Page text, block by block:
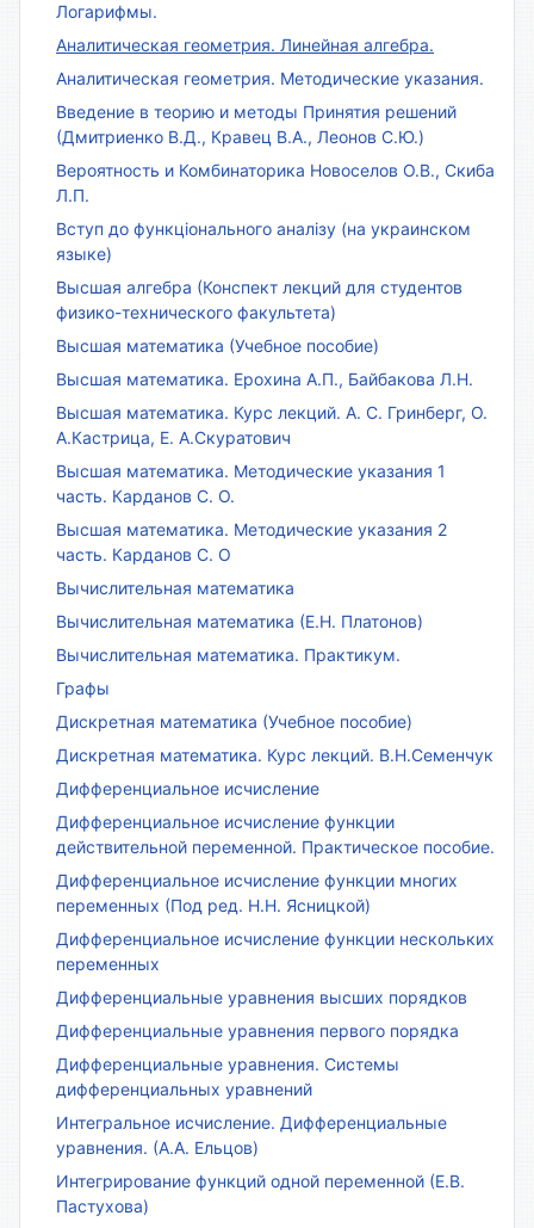
Логарифмы.
Аналитическая геометрия. Линейная алгебра.
Аналитическая геометрия. Методические указания.
Введение в теорию и методы Принятия решений
(Дмитриенко В.Д., Кравец В.А., Леонов С.Ю.)
Вероятность и Комбинаторика Новоселов О.В., Скиба
Л.П.
Вступ до функціонального аналізу (на украинском
языке)
Высшая алгебра (Конспект лекций для студентов
физико-технического факультета)
Высшая математика (Учебное пособие)
Высшая математика. Ерохина А.П., Байбакова Л.Н.
Высшая математика. Курс лекций. А. С. Гринберг, О.
А.Кастрица, Е. А.Скуратович
Высшая математика. Методические указания 1
часть. Карданов С. О.
Высшая математика. Методические указания 2
часть. Карданов С. О
Вычислительная математика
Вычислительная математика (Е.Н. Платонов)
Вычислительная математика. Практикум.
Графы
Дискретная математика (Учебное пособие)
Дискретная математика. Курс лекций. В.Н.Семенчук
Дифференциальное исчисление
Дифференциальное исчисление функции
действительной переменной. Практическое пособие.
Дифференциальное исчисление функции многих
переменных (Под ред. Н.Н. Ясницкой)
Дифференциальное исчисление функции нескольких
переменных
Дифференциальные уравнения высших порядков
Дифференциальные уравнения первого порядка
Дифференциальные уравнения. Системы
дифференциальных уравнений
Интегральное исчисление. Дифференциальные
уравнения. (А.А. Ельцов)
Интегрирование функций одной переменной (Е.В.
Пастухова)